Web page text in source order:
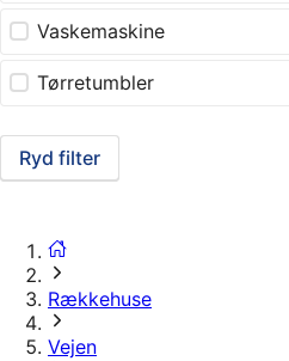
Vaskemaskine
Tørretumbler
Ryd filter
Rækkehuse
Vejen